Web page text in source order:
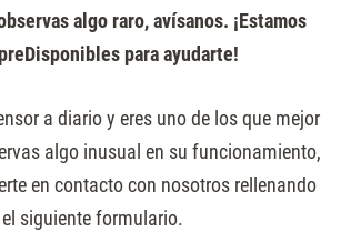
algo raro, avísanos. ¡Estamos
para ayudarte!
a diario y eres uno de los que mejor
algo inusual en su funcionamiento,
en contacto con nosotros rellenando
el siguiente formulario.